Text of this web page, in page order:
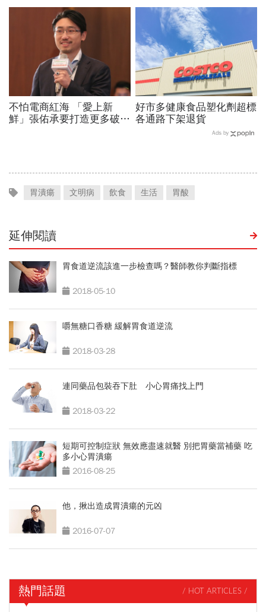
不怕電商紅海 「愛上新
鮮」張佑承要打造更多破億
好市多健康食品塑化劑超標
各通路下架退貨
Ads by
胃潰瘍 文明病 飲食 生活 胃酸
延伸閱讀
胃食道逆流該進一步檢查嗎？醫師教你判斷指標
2018-05-10
嚼無糖口香糖 緩解胃食道逆流
2018-03-28
連同藥品包裝吞下肚 小心胃痛找上門
2018-03-22
短期可控制症狀 無效應盡速就醫 別把胃藥當補藥 吃
多小心胃潰瘍
2016-08-25
他，揪出造成胃潰瘍的元凶
2016-07-07
熱門話題 / HOT ARTICLES /